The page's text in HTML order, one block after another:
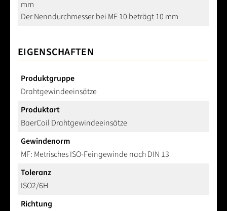
mm
Der Nenndurchmesser bei MF 10 beträgt 10 mm
EIGENSCHAFTEN
Produktgruppe
Drahtgewindeeinsätze
Produktart
BaerCoil Drahtgewindeeinsätze
Gewindenorm
MF: Metrisches ISO-Feingewinde nach DIN 13
Toleranz
ISO2/6H
Richtung